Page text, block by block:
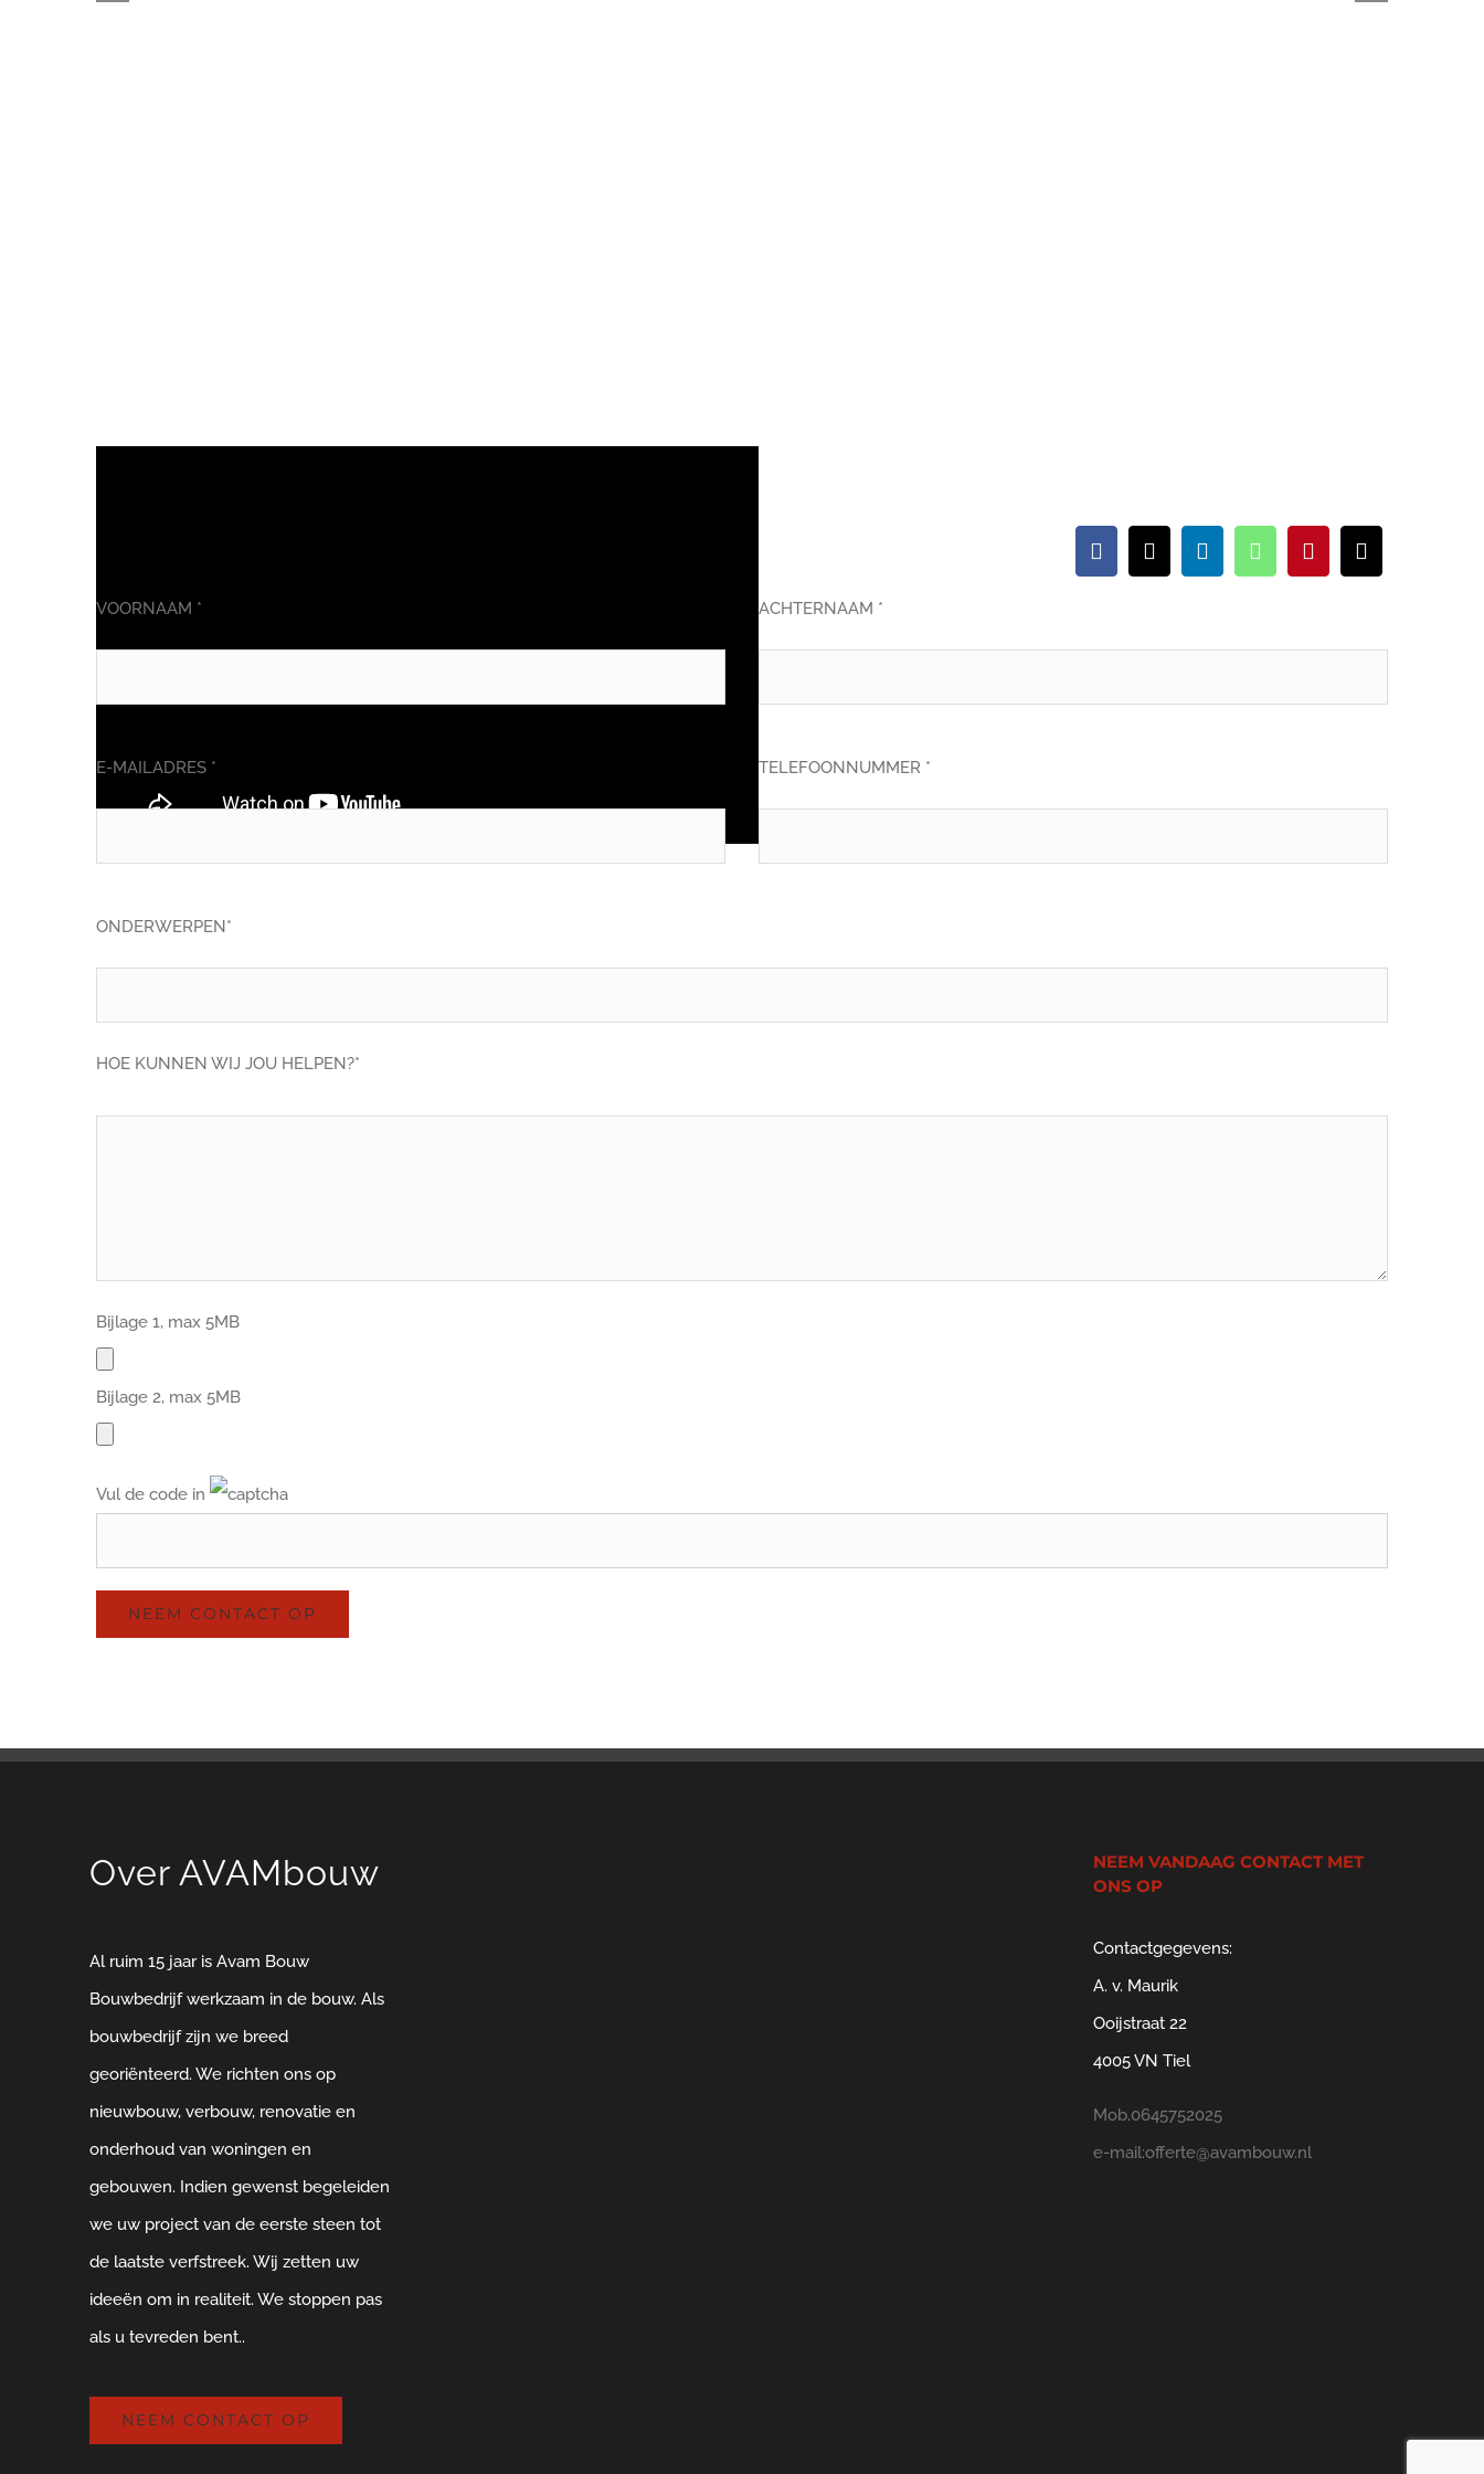
VOORNAAM * ACHTERNAAM *
E-MAILADRES * TELEFOONNUMMER *
ONDERWERPEN*
HOE KUNNEN WIJ JOU HELPEN?*
Bijlage 1, max 5MB
Bijlage 2, max 5MB
Vul de code in
Over AVAMbouw
Al ruim 15 jaar is Avam Bouw
Bouwbedrijf werkzaam in de bouw. Als
bouwbedrijf zijn we breed
georiënteerd. We richten ons op
nieuwbouw, verbouw, renovatie en
onderhoud van woningen en
gebouwen. Indien gewenst begeleiden
we uw project van de eerste steen tot
de laatste verfstreek. Wij zetten uw
ideeën om in realiteit. We stoppen pas
als u tevreden bent..
NEEM CONTACT OP
NEEM VANDAAG CONTACT MET
ONS OP
Contactgegevens:
A. v. Maurik
Ooijstraat 22
4005 VN Tiel
Mob.0645752025
e-mail:offerte@avambouw.nl